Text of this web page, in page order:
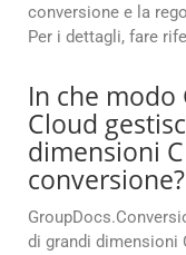
conversione e la
Per i dettagli, fare
In che modo
Cloud
dimensioni
conversione?
di grandi dimensioni